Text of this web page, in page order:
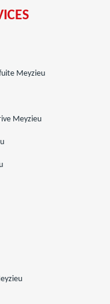
Meyzieu
Meyzieu